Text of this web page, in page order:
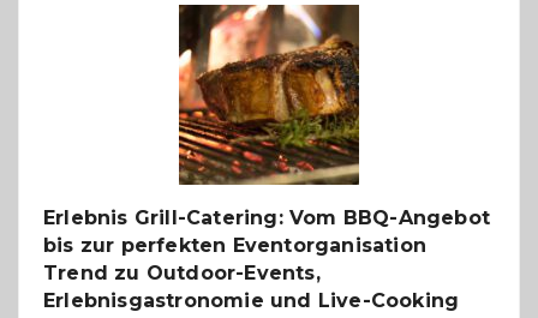
–
die
Gelegenheit,
neue
Reiseziele
zu
entdecken
Erlebnis Grill-Catering: Vom BBQ-Angebot
bis zur perfekten Eventorganisation
Trend zu Outdoor-Events,
Erlebnisgastronomie und Live-Cooking